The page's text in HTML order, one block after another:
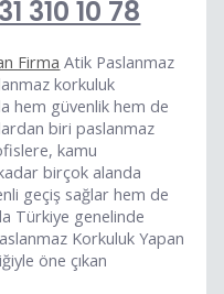
310 10 78
Firma Atik Paslanmaz
korkuluk
hem güvenlik hem de
biri paslanmaz
kamu
birçok alanda
geçiş sağlar hem de
Türkiye genelinde
Korkuluk Yapan
öne çıkan